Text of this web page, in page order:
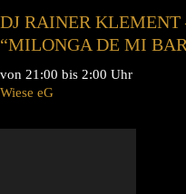
DJ RAINER KLEMENT
“MILONGA DE MI
von 21:00 bis 2:00 Uhr
Wiese eG